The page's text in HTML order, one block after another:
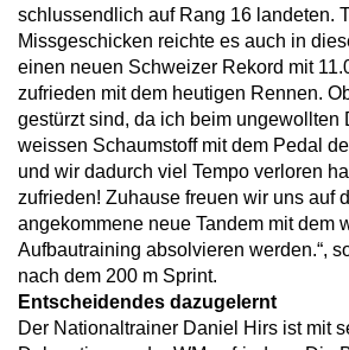
schlussendlich auf Rang 16 landeten.
Missgeschicken reichte es auch in
einen neuen Schweizer Rekord mit
zufrieden mit dem heutigen Rennen.
gestürzt sind, da ich beim ungewollten
weissen Schaumstoff mit dem Pedal
und wir dadurch viel Tempo verloren
zufrieden! Zuhause freuen wir uns auf
angekommene neue Tandem mit dem
Aufbautraining absolvieren werden.“,
nach dem 200 m Sprint.
Entscheidendes dazugelernt
Der Nationaltrainer Daniel Hirs ist mit